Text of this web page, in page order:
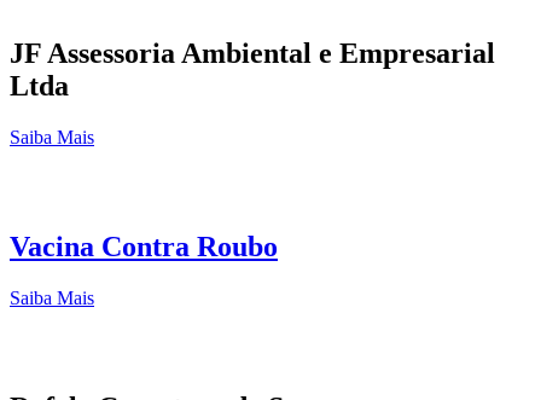
JF Assessoria Ambiental e Empresarial
Ltda
Saiba Mais
Vacina Contra Roubo
Saiba Mais